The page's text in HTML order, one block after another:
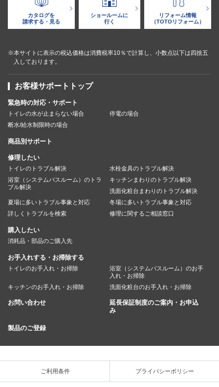
カタログを
請求する・見る
ショールームに
行く
リフォーム情報
（TOTOリフォーム）
※本サイトに表示の税込価格は消費税率10％で計算し、小数点以下は四捨五
入しております。
お客様サポートトップ
緊急時の対応・サポート
トイレの水が止まらない場合
停電の場合
断水/給水制限時の場合
商品別サポート
修理したい
トイレのトラブル解決
水栓金具のトラブル解決
浴室（システムバスルーム）のトラ
ブル解決
キッチンまわりのトラブル解決
洗面化粧台まわりのトラブル解決
夏場に多いトラブル事象と対応
冬場に多いトラブル事象と対応
詳しくトラブルを検索
修理に関するご相談窓口
購入したい
消耗品・部品のご購入先
お手入れする・お掃除する
トイレのお手入れ・お掃除
浴室（システムバスルーム）のお手
入れ・お掃除
キッチンのお手入れ・お掃除
洗面化粧台のお手入れ・お掃除
お問い合わせ
延長保証制度のご案内・お申込
み
製品のご登録
ご利用条件 プライバシーポリシー